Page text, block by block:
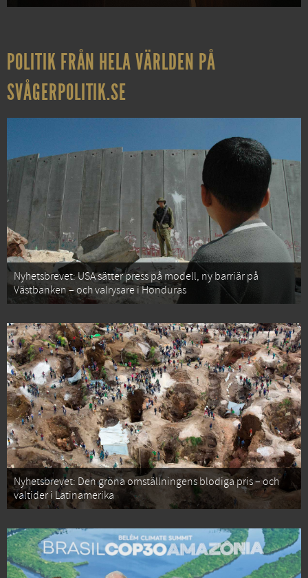
POLITIK FRÅN HELA VÄRLDEN PÅ
SVÅGERPOLITIK.SE
Nyhetsbrevet: USA sätter press på modell, ny barriär på
Västbanken – och valrysare i Honduras
Nyhetsbrevet: Den gröna omställningens blodiga pris – och
valtider i Latinamerika